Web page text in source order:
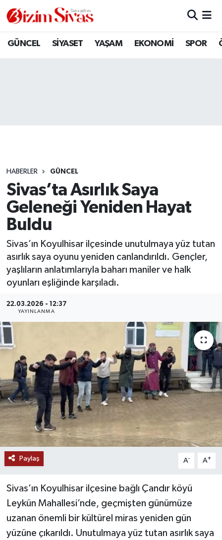
GÜNCEL SİYASET YAŞAM EKONOMİ SPOR
HABERLER GÜNCEL
Sivas’ta Asırlık Saya
Geleneği Yeniden Hayat
Buldu
Sivas’ın Koyulhisar ilçesinde unutulmaya yüz tutan
asırlık saya oyunu yeniden canlandırıldı. Gençler,
yaşlıların anlatımlarıyla baharı maniler ve halk
oyunları eşliğinde karşıladı.
22.03.2026 - 12:37
YAYINLANMA
Paylaş A- A+
Sivas’ın Koyulhisar ilçesine bağlı Çandır köyü
Leykün Mahallesi’nde, geçmişten günümüze
uzanan önemli bir kültürel miras yeniden gün
yüzüne çıkarıldı. Unutulmaya yüz tutan asırlık saya
ARAMIZDAN AYRILANLAR
GÜNCEL
KÜLTÜR
MAGAZİN
ÖZEL HABER
RESMİ İLANLAR
SAĞLIK
SOSYAL YARDIMLAR
SPONSORLU YAZI
SPOR
TEKNOLOJİ
YAŞAM
Sivas Nöbetçi Eczaneler
Son Dakika Haberleri
Haber Arşivi